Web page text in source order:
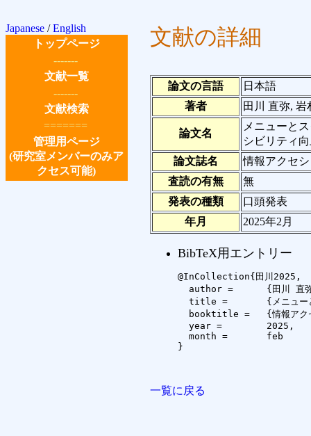
Japanese /English
トップページ
-------
文献一覧
-------
文献検索
=======
管理用ページ
(研究室メンバーのみア
クセス可能)
文献の詳細
論文の言語
日本語
著者
田川 直弥,
論文名
メニューと
シビリティ
論文誌名
情報アクセ
査読の有無
無
発表の種類
口頭発表
年月
2025年2月
BibTeX用エントリー
@InCollection{田川2025,
  author =	{田川 直弥 and 岩村 雅一 and 南谷 和範 and 黄瀬 浩一},
  title =	{メニューとスクロールする文字列の読み上げによる視覚障害者の3Dプリンタのアクセシビリティ向上},
  booktitle =	{情報アクセシビリティをめぐる諸問題に関する研究集会},
  year =	2025,
  month =	feb
}
一覧に戻る